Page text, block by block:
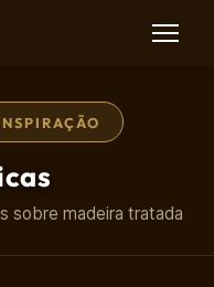
sobre madeira tratada